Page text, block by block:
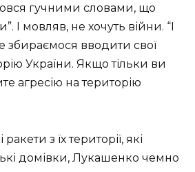
гучними словами, що
І мовляв, не хочуть війни. “І
збираємося вводити свої
України. Якщо тільки ви
агресію на територію
з їх території, які
домівки, Лукашенко чемно